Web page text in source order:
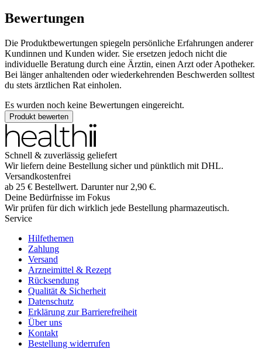
Bewertungen
Die Produktbewertungen spiegeln persönliche Erfahrungen anderer
Kundinnen und Kunden wider. Sie ersetzen jedoch nicht die
individuelle Beratung durch eine Ärztin, einen Arzt oder Apotheker.
Bei länger anhaltenden oder wiederkehrenden Beschwerden solltest
du stets ärztlichen Rat einholen.
Es wurden noch keine Bewertungen eingereicht.
Produkt bewerten
Schnell & zuverlässig geliefert
Wir liefern deine Bestellung sicher und pünktlich mit DHL.
Versandkostenfrei
ab 25 € Bestellwert. Darunter nur 2,90 €.
Deine Bedürfnisse im Fokus
Wir prüfen für dich wirklich jede Bestellung pharmazeutisch.
Service
Hilfethemen
Zahlung
Versand
Arzneimittel & Rezept
Rücksendung
Qualität & Sicherheit
Datenschutz
Erklärung zur Barrierefreiheit
Über uns
Kontakt
Bestellung widerrufen